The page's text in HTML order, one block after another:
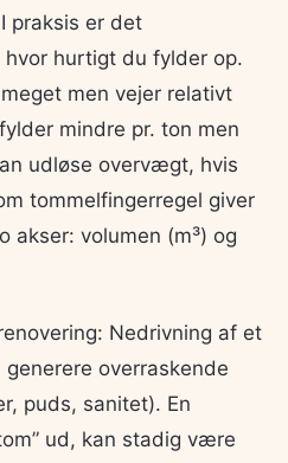
praksis er det
hurtigt du fylder op.
men vejer relativt
mindre pr. ton men
udløse overvægt, hvis
tommelfingerregel giver
volumen (m³) og
Nedrivning af et
overraskende
puds, sanitet). En
ud, kan stadig være